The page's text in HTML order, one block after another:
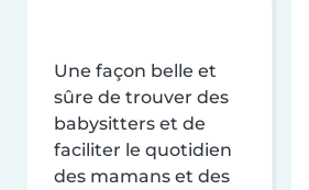
Une façon belle et
sûre de trouver des
babysitters et de
faciliter le quotidien
des mamans et des